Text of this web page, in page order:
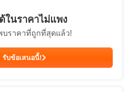
ในราคาไม่แพง
บราคาที่ถูกที่สุดแล้ว!
รับข้อเสนอนี้!